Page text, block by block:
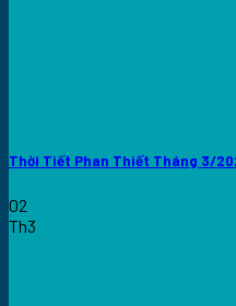
Thời Tiết Phan Thiết Tháng 3/
02
Th3